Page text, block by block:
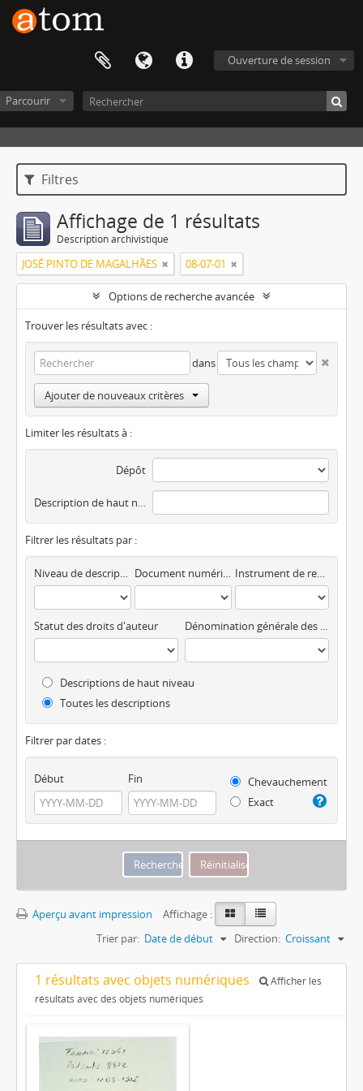
Ouverture de session
Parcourir
Filtres
Affichage de 1 résultats
Description archivistique
JOSÉ PINTO DE MAGALHÃES 08-07-01
Options de recherche avancée
Trouver les résultats avec :
dans
Ajouter de nouveaux critères
Limiter les résultats à :
Dépôt
Description de haut niveau
Filtrer les résultats par :
Niveau de description Document numérique disponible Instrument de recherche
Statut des droits d'auteur Dénomination générale des documents
Descriptions de haut niveau
Toutes les descriptions
Filtrer par dates :
Début Fin
Chevauchement
Exact
Aperçu avant impression
Affichage :
Trier par: Date de début Direction: Croissant
1 résultats avec objets numériques
Afficher les
résultats avec des objets numériques